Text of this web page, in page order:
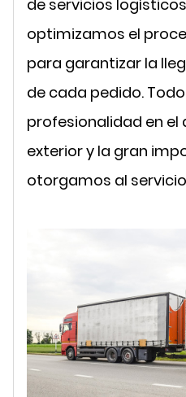
de servicios
optimizamos el
para garantizar la
de cada pedido.
profesionalidad en
exterior y la gran
otorgamos al